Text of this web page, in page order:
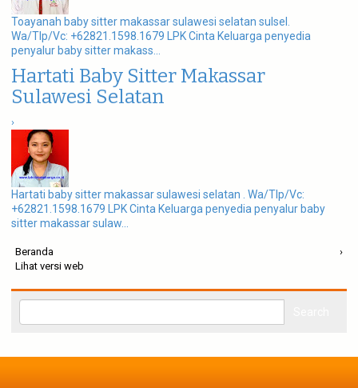
Toayanah baby sitter makassar sulawesi selatan sulsel.
Wa/Tlp/Vc: +62821.1598.1679 LPK Cinta Keluarga penyedia
penyalur baby sitter makass...
Hartati Baby Sitter Makassar
Sulawesi Selatan
›
Hartati baby sitter makassar sulawesi selatan . Wa/Tlp/Vc:
+62821.1598.1679 LPK Cinta Keluarga penyedia penyalur baby
sitter makassar sulaw...
›
Beranda
Lihat versi web